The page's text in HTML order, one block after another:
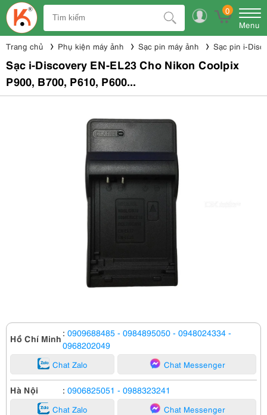
0
Menu
Trang chủ Phụ kiện máy ảnh Sạc pin máy ảnh Sạc pin i-
Sạc i-Discovery EN-EL23 Cho Nikon Coolpix
P900, B700, P610, P600...
Hồ Chí Minh : 0909688485 - 0984895050 - 0948024334 -
0968202049
Chat Zalo Chat Messenger
Hà Nội : 0906825051 - 0988323241
Chat Zalo Chat Messenger